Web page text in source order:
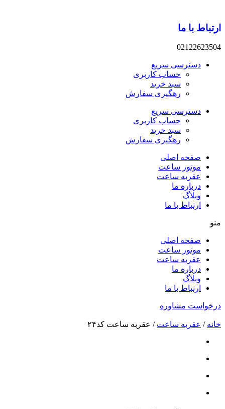
محتوا
ارتباط با ما
02122623504
دسترسی سریع
حساب کاربری
سبد خرید
رهگیری سفارش
دسترسی سریع
حساب کاربری
سبد خرید
رهگیری سفارش
صفحه اصلی
موتور ساعت
عقربه ساعت
درباره ما
وبلاگ
ارتباط با ما
منو
صفحه اصلی
موتور ساعت
عقربه ساعت
درباره ما
وبلاگ
ارتباط با ما
درخواست مشاوره
خانه / عقربه ساعت / عقربه ساعت کد۲۴